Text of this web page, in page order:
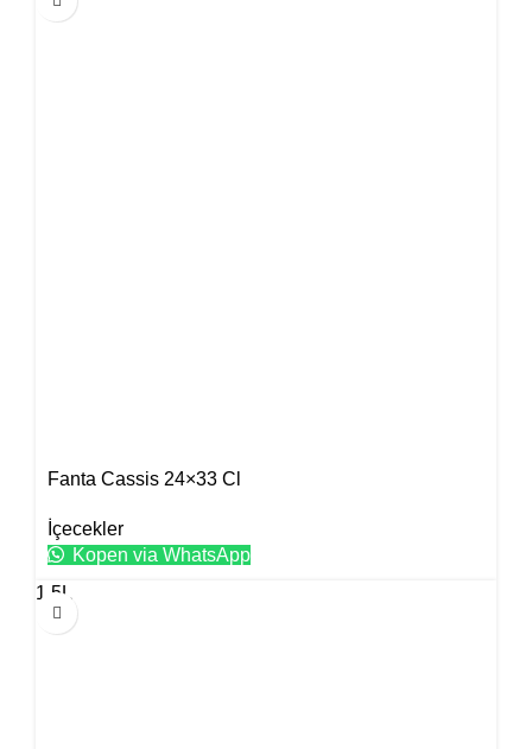
Fanta Cassis 24×33 Cl
İçecekler
Kopen via WhatsApp
1.5L